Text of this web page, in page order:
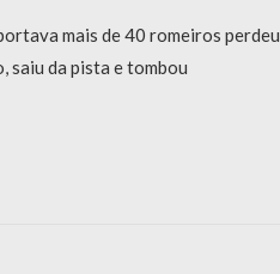
mais de 40 romeiros perdeu
saiu da pista e tombou